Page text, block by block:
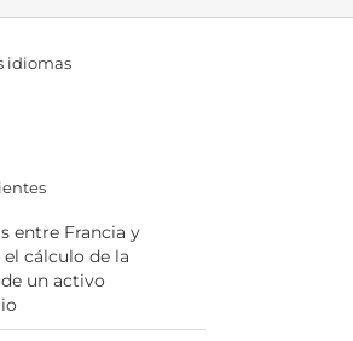
idiomas
entre Francia y
el cálculo de la
un activo